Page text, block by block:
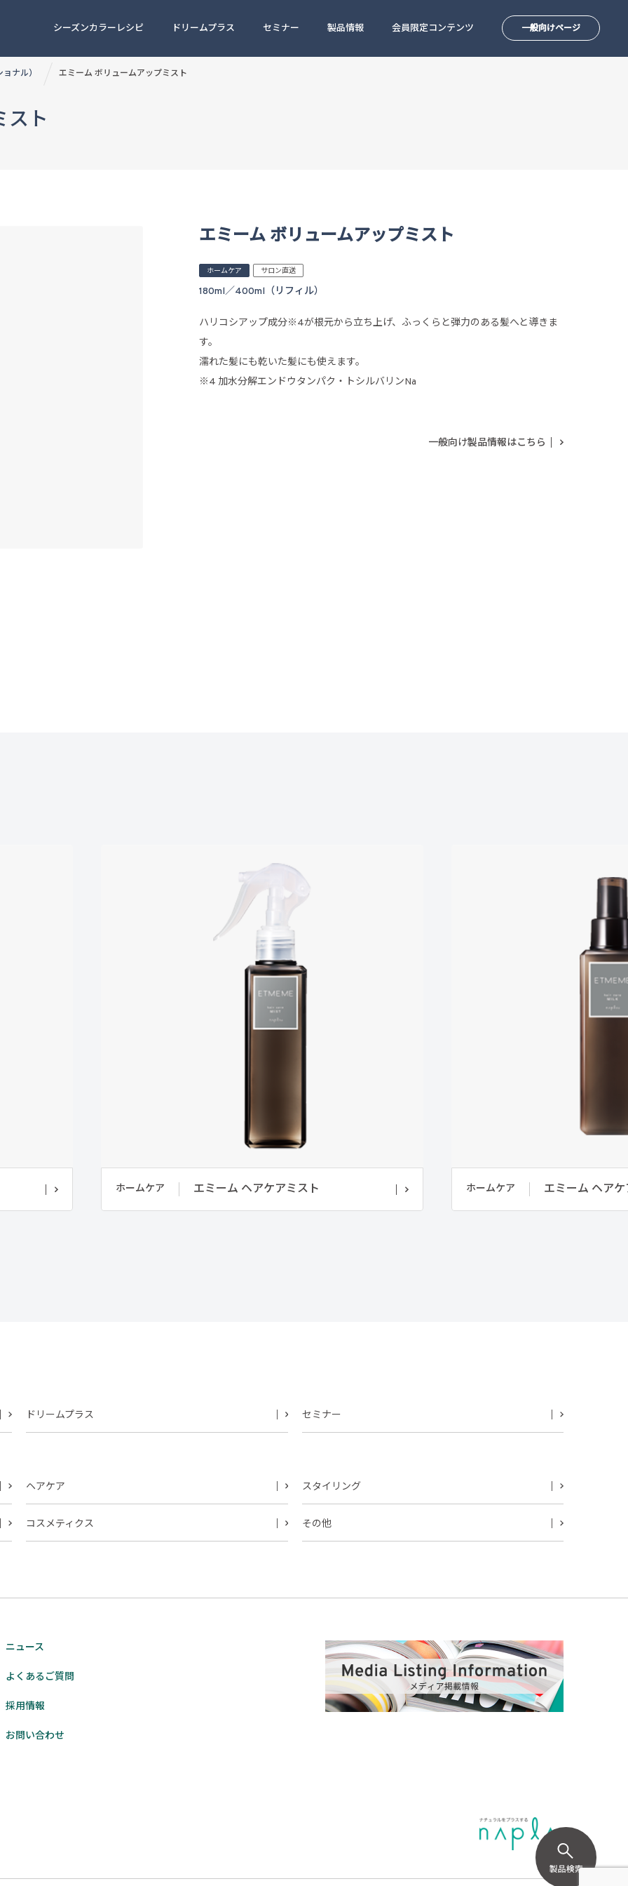
シーズンカラーレシピ ドリームプラス セミナー 製品情報 会員限定コンテンツ 一般向けページ
スト
エミーム ボリュームアップミスト
ホームケア サロン直送
180ml／400ml（リフィル）
ハリコシアップ成分※4が根元から立ち上げ、ふっくらと弾力のある髪へと導きま
す。
濡れた髪にも乾いた髪にも使えます。
※4 加水分解エンドウタンパク・トシルバリンNa
一般向け製品情報はこちら
ホームケア エミーム ヘアケアミスト ホームケア エミーム ヘア
ドリームプラス セミナー
ヘアケア スタイリング
コスメティクス その他
ナル） エミーム ボリュームアップミスト
ニュース
よくあるご質問
採用情報
お問い合わせ